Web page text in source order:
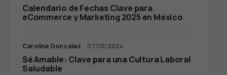
Calendario de Fechas Clave para
eCommerce y Marketing 2025 en México
Carolina Gonzalez 07/10/2024
Sé Amable: Clave para una Cultura Laboral
Saludable